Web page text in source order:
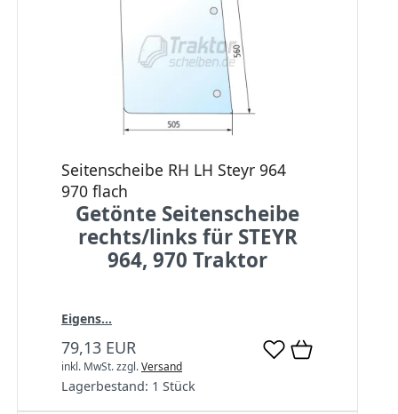
Seitenscheibe RH LH Steyr 964
970 flach
Getönte Seitenscheibe
rechts/links für STEYR
964, 970 Traktor
Eigens...
79,13 EUR
inkl. MwSt.zzgl.Versand
Lagerbestand: 1 Stück